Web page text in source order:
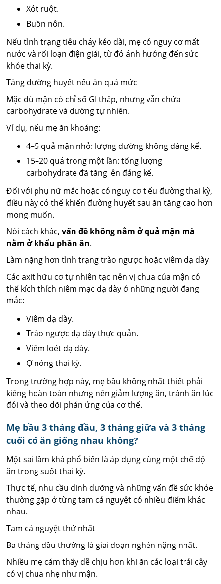
Xót ruột.
Buồn nôn.
Nếu tình trạng tiêu chảy kéo dài, mẹ có nguy cơ mất
nước và rối loạn điện giải, từ đó ảnh hưởng đến sức
khỏe thai kỳ.
Tăng đường huyết nếu ăn quá mức
Mặc dù mận có chỉ số GI thấp, nhưng vẫn chứa
carbohydrate và đường tự nhiên.
Ví dụ, nếu mẹ ăn khoảng:
4–5 quả mận nhỏ: lượng đường không đáng kể.
15–20 quả trong một lần: tổng lượng
carbohydrate đã tăng lên đáng kể.
Đối với phụ nữ mắc hoặc có nguy cơ tiểu đường thai kỳ,
điều này có thể khiến đường huyết sau ăn tăng cao hơn
mong muốn.
Nói cách khác,vấn đề không nằm ở quả mận mà
nằm ở khẩu phần ăn.
Làm nặng hơn tình trạng trào ngược hoặc viêm dạ dày
Các axit hữu cơ tự nhiên tạo nên vị chua của mận có
thể kích thích niêm mạc dạ dày ở những người đang
mắc:
Viêm dạ dày.
Trào ngược dạ dày thực quản.
Viêm loét dạ dày.
Ợ nóng thai kỳ.
Trong trường hợp này, mẹ bầu không nhất thiết phải
kiêng hoàn toàn nhưng nên giảm lượng ăn, tránh ăn lúc
đói và theo dõi phản ứng của cơ thể.
Mẹ bầu 3 tháng đầu, 3 tháng giữa và 3 tháng
cuối có ăn giống nhau không?
Một sai lầm khá phổ biến là áp dụng cùng một chế độ
ăn trong suốt thai kỳ.
Thực tế, nhu cầu dinh dưỡng và những vấn đề sức khỏe
thường gặp ở từng tam cá nguyệt có nhiều điểm khác
nhau.
Tam cá nguyệt thứ nhất
Ba tháng đầu thường là giai đoạn nghén nặng nhất.
Nhiều mẹ cảm thấy dễ chịu hơn khi ăn các loại trái cây
có vị chua nhẹ như mận.